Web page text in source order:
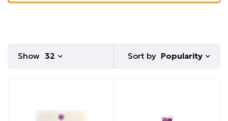
Sort by Popularity
Show 32